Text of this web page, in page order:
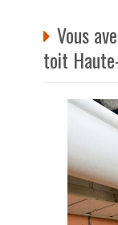
Vous
toit